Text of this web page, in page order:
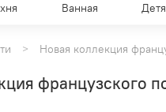
Ванная
Новая коллекция
французского